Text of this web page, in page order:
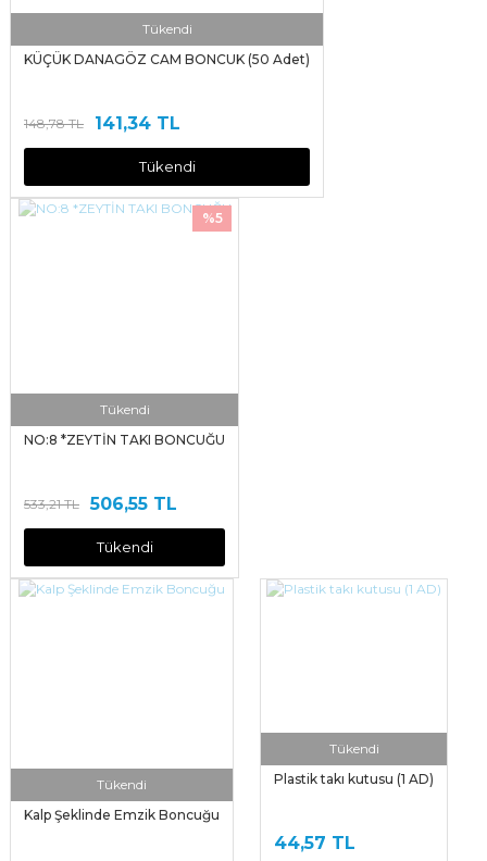
Tükendi
KÜÇÜK DANAGÖZ CAM BONCUK (50 Adet)
148,78 TL 141,34 TL
Tükendi
%5
Tükendi
NO:8 *ZEYTİN TAKI BONCUĞU
533,21 TL 506,55 TL
Tükendi
Tükendi
Kalp Şeklinde Emzik Boncuğu
Tükendi
Plastik takı kutusu (1 AD)
44,57 TL